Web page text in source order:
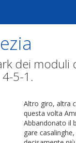
dei moduli
5-1.
Altro giro, altra
questa volta
Abbandonato il
gare